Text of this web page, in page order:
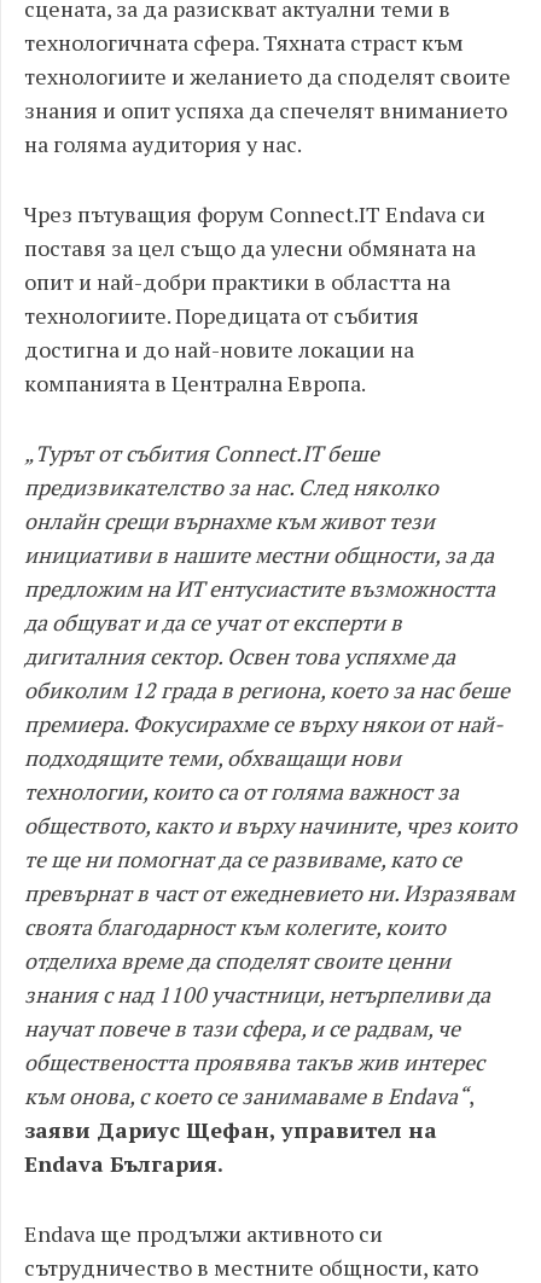
сцената, за да разискват актуални теми в
технологичната сфера. Тяхната страст към
технологиите и желанието да споделят своите
знания и опит успяха да спечелят вниманието
на голяма аудитория у нас.
Чрез пътуващия форум Connect.IT Endava си
поставя за цел също да улесни обмяната на
опит и най-добри практики в областта на
технологиите. Поредицата от събития
достигна и до най-новите локации на
компанията в Централна Европа.
„Турът от събития Connect.IT беше
предизвикателство за нас. След няколко
онлайн срещи върнахме към живот тези
инициативи в нашите местни общности, за да
предложим на ИТ ентусиастите възможността
да общуват и да се учат от експерти в
дигиталния сектор. Освен това успяхме да
обиколим 12 града в региона, което за нас беше
премиера. Фокусирахме се върху някои от най-
подходящите теми, обхващащи нови
технологии, които са от голяма важност за
обществото, както и върху начините, чрез които
те ще ни помогнат да се развиваме, като се
превърнат в част от ежедневието ни. Изразявам
своята благодарност към колегите, които
отделиха време да споделят своите ценни
знания с над 1100 участници, нетърпеливи да
научат повече в тази сфера, и се радвам, че
обществеността проявява такъв жив интерес
към онова, с което се занимаваме в Endava“,
заяви Дариус Щефан, управител на
Endava България.
Endava ще продължи активното си
сътрудничество в местните общности, като